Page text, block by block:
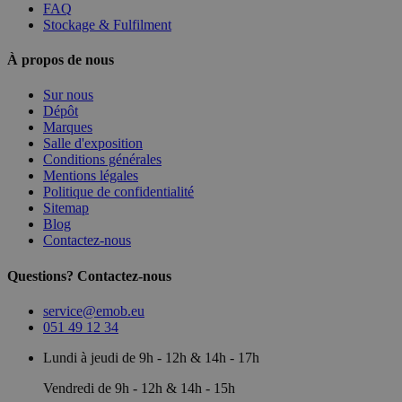
FAQ
Stockage & Fulfilment
À propos de nous
Sur nous
Dépôt
Marques
Salle d'exposition
Conditions générales
Mentions légales
Politique de confidentialité
Sitemap
Blog
Contactez-nous
Questions? Contactez-nous
service@emob.eu
051 49 12 34
Lundi à jeudi de 9h - 12h & 14h - 17h
Vendredi de 9h - 12h & 14h - 15h